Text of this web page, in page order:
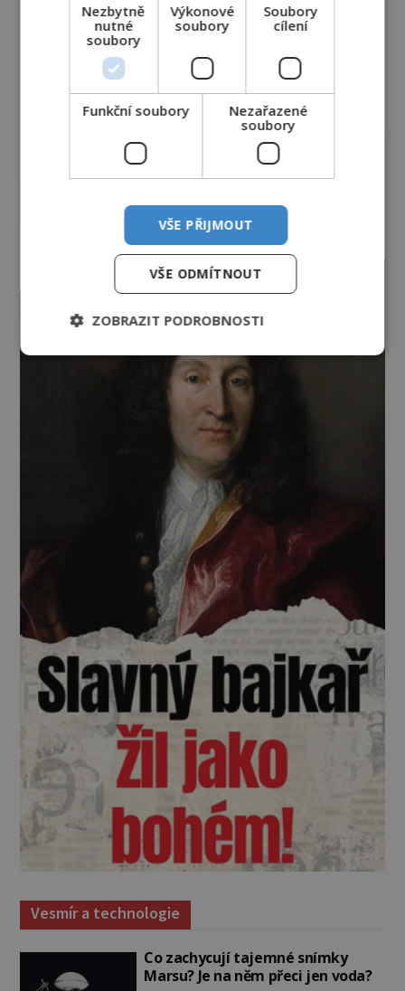
Vesmír a technologie
Co zachycují tajemné snímky
Marsu? Je na něm přeci jen voda?
Nezbytně
nutné
soubory
Výkonové
soubory
Soubory
cílení
Funkční soubory
Nezařazené
soubory
VŠE PŘIJMOUT
VŠE ODMÍTNOUT
ZOBRAZIT PODROBNOSTI